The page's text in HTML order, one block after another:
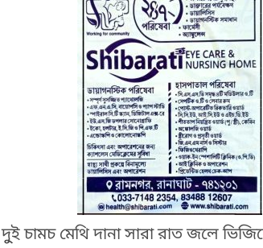
দুুই চামচ মেথি দানা সারা রাত জলে